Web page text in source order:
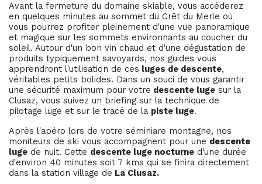
Avant la fermeture du domaine skiable, vous accéderez
en quelques minutes au sommet du Crêt du Merle où
vous pourrez profiter pleinement d'une vue panoramique
et magique sur les sommets environnants au coucher du
soleil. Autour d'un bon vin chaud et d'une dégustation de
produits typiquement savoyards, nos guides vous
apprendront l'utilisation de ces luges de descente,
véritables petits bolides. Dans un souci de vous garantir
une sécurité maximum pour votre descente luge sur la
Clusaz, vous suivez un briefing sur la technique de
pilotage luge et sur le tracé de la piste luge.
Après l'apéro lors de votre séminiare montagne, nos
moniteurs de ski vous accompagnent pour une descente
luge de nuit. Cette descente luge nocturne d'une durée
d'environ 40 minutes soit 7 kms qui se finira directement
dans la station village de La Clusaz.